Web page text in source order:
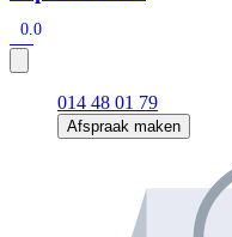
0.0
014 48 01 79
Afspraak maken